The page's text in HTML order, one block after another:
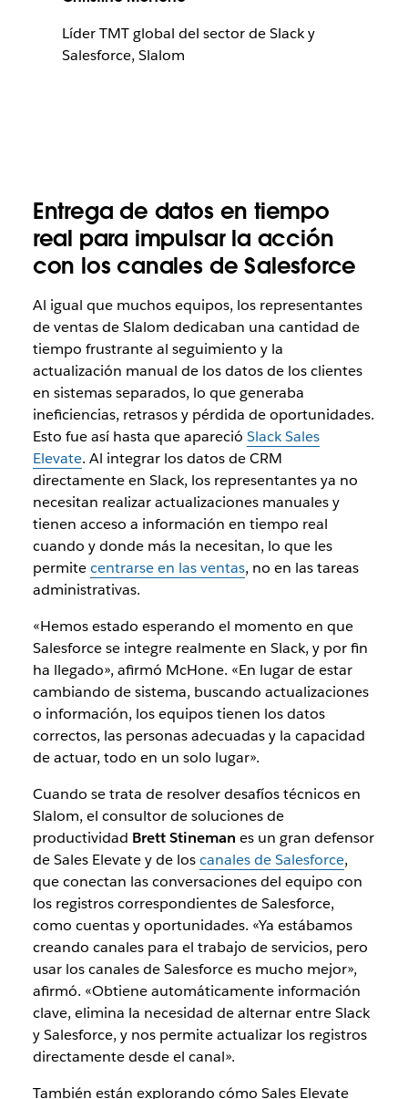
Líder TMT global del sector de Slack y
Salesforce, Slalom
Entrega de datos en tiempo
real para impulsar la acción
con los canales de Salesforce
Al igual que muchos equipos, los representantes
de ventas de Slalom dedicaban una cantidad de
tiempo frustrante al seguimiento y la
actualización manual de los datos de los clientes
en sistemas separados, lo que generaba
ineficiencias, retrasos y pérdida de oportunidades.
Esto fue así hasta que apareció Slack Sales
Elevate. Al integrar los datos de CRM
directamente en Slack, los representantes ya no
necesitan realizar actualizaciones manuales y
tienen acceso a información en tiempo real
cuando y donde más la necesitan, lo que les
permitecentrarse en las ventas, no en las tareas
administrativas.
«Hemos estado esperando el momento en que
Salesforce se integre realmente en Slack, y por fin
ha llegado», afirmó McHone. «En lugar de estar
cambiando de sistema, buscando actualizaciones
o información, los equipos tienen los datos
correctos, las personas adecuadas y la capacidad
deactuar, todo en un solo lugar».
Cuando se trata de resolver desafíos técnicos en
Slalom, el consultor de soluciones de
productividad Brett Stineman es un gran defensor
de Sales Elevate y de loscanales de Salesforce,
que conectan las conversaciones del equipo con
los registros correspondientes de Salesforce,
como cuentas y oportunidades. «Ya estábamos
creando canales para el trabajo de servicios, pero
usar los canales de Salesforce es mucho mejor»,
afirmó. «Obtiene automáticamente información
clave, elimina la necesidad de alternar entre Slack
y Salesforce, y nos permite actualizar los registros
directamente desde el canal».
También están explorando cómo Sales Elevate